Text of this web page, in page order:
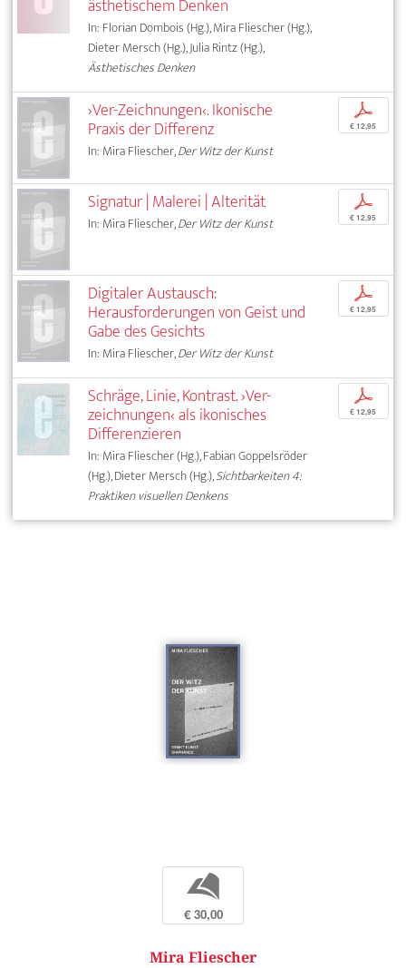
In: Florian Dombois (Hg.), Mira Fliescher (Hg.),
Dieter Mersch (Hg.), Julia Rintz (Hg.),
Ästhetisches Denken
›Ver-Zeichnungen‹. Ikonische
Praxis der Differenz
In: Mira Fliescher,Der Witz der Kunst
p
€ 12,95
Signatur | Malerei | Alterität
In: Mira Fliescher,Der Witz der Kunst
p
€ 12,95
Digitaler Austausch:
Herausforderungen von Geist und
Gabe des Gesichts
In: Mira Fliescher,Der Witz der Kunst
p
€ 12,95
Schräge, Linie, Kontrast. ›Ver-
zeichnungen‹ als ikonisches
Differenzieren
In: Mira Fliescher (Hg.), Fabian Goppelsröder
(Hg.), Dieter Mersch (Hg.),Sichtbarkeiten 4:
Praktiken visuellen Denkens
p
€ 12,95
b
€ 30,00
Mira Fliescher